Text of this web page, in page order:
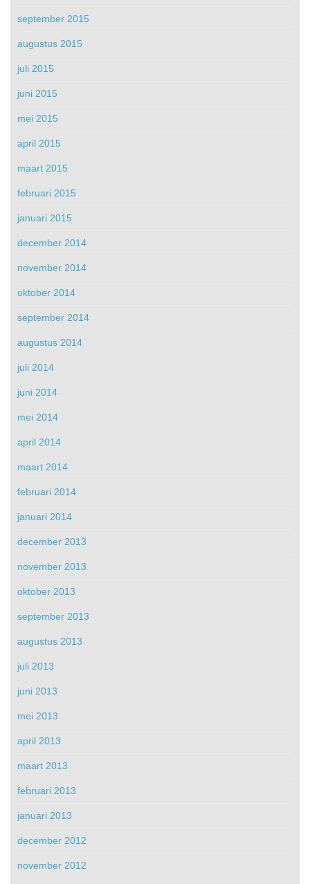
september 2015
augustus 2015
juli 2015
juni 2015
mei 2015
april 2015
maart 2015
februari 2015
januari 2015
december 2014
november 2014
oktober 2014
september 2014
augustus 2014
juli 2014
juni 2014
mei 2014
april 2014
maart 2014
februari 2014
januari 2014
december 2013
november 2013
oktober 2013
september 2013
augustus 2013
juli 2013
juni 2013
mei 2013
april 2013
maart 2013
februari 2013
januari 2013
december 2012
november 2012